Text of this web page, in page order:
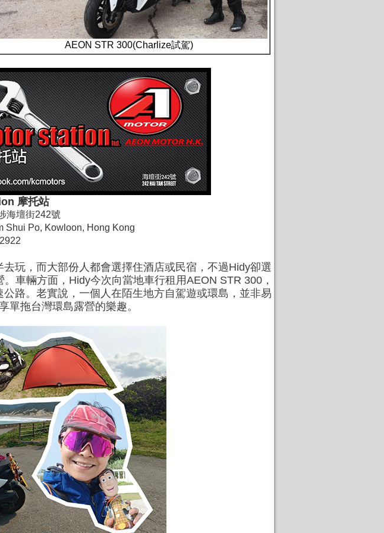
AEON STR 300(Charlize試駕)
摩托站
海壇街242號
Shui Po, Kowloon, Hong Kong
玩，而大部份人都會選擇住酒店或民宿，不過Hidy卻選
車輛方面，Hidy今次向當地車行租用AEON STR 300，
路。老實說，一個人在陌生地方自駕遊或環島，並非易
單拖台灣環島露營的樂趣。